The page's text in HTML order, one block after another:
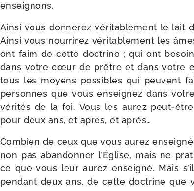
enseignons.
Ainsi vous don­ne­rez véri­ta­ble­ment le lait
Ainsi vous nour­ri­rez véri­ta­ble­ment les
ont faim de cette doc­trine ; qui ont
dans votre cœur de prêtre et dans votre
tous les moyens pos­sibles qui peuvent
per­sonnes que vous ensei­gnez dans
véri­tés de la foi. Vous les aurez peut-​
pour deux ans, et après, et après…
Combien de ceux que vous aurez
non pas aban­don­ner l’Église, mais ne
ce que vous leur aurez ensei­gné. Mais
pen­dant deux ans, de cette doc­trine que